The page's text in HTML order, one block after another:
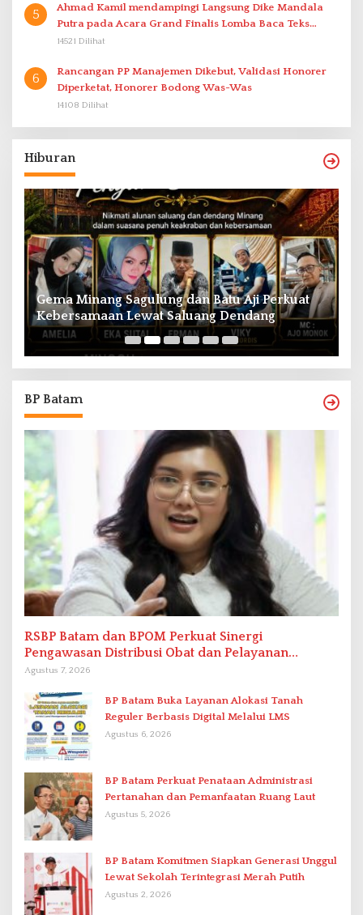
5
Ahmad Kamil mendampingi Langsung Dike Mandala
Putra pada Acara Grand Finalis Lomba Baca Teks
Proklamasi Mirip Bung Karno di Bali
14521 Dilihat
6
Rancangan PP Manajemen Dikebut, Validasi Honorer
Diperketat, Honorer Bodong Was-Was
14108 Dilihat
Hiburan
Gema Minang Sagulung dan Batu Aji Perkuat
Kebersamaan Lewat Saluang Dendang
BP Batam
RSBP Batam dan BPOM Perkuat Sinergi
Pengawasan Distribusi Obat dan Pelayanan
Kefarmasian
Agustus 7, 2026
BP Batam Buka Layanan Alokasi Tanah
Reguler Berbasis Digital Melalui LMS
Agustus 6, 2026
BP Batam Perkuat Penataan Administrasi
Pertanahan dan Pemanfaatan Ruang Laut
Agustus 5, 2026
BP Batam Komitmen Siapkan Generasi Unggul
Lewat Sekolah Terintegrasi Merah Putih
Agustus 2, 2026